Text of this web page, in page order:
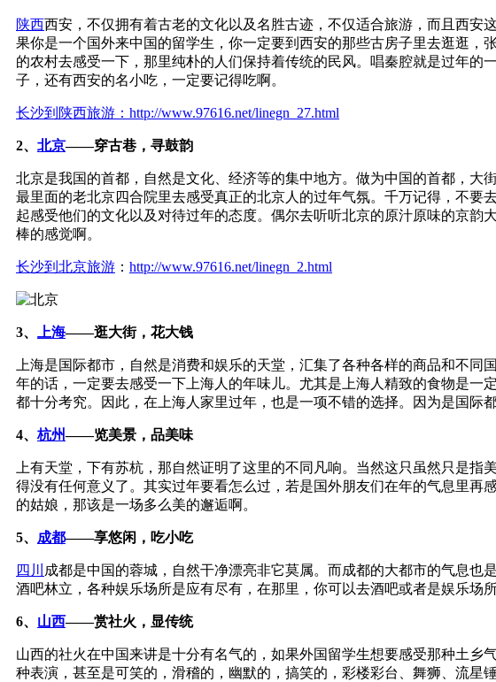
陕西西安，不仅拥有着古老的文化以及名胜古迹，不仅适合旅游，而且西
果你是一个国外来中国的留学生，你一定要到西安的那些古房子里去逛逛
的农村去感受一下，那里纯朴的人们保持着传统的民风。唱秦腔就是过年
子，还有西安的名小吃，一定要记得吃啊。
长沙到陕西旅游：http://www.97616.net/linegn_27.html
2、 北京——穿古巷，寻鼓韵
北京是我国的首都，自然是文化、经济等的集中地方。做为中国的首都，
最里面的老北京四合院里去感受真正的北京人的过年气氛。千万记得，不
起感受他们的文化以及对待过年的态度。偶尔去听听北京的原汁原味的京
棒的感觉啊。
长沙到北京旅游 ： http://www.97616.net/linegn_2.html
3、 上海——逛大街，花大钱
上海是国际都市，自然是消费和娱乐的天堂，汇集了各种各样的商品和不
年的话，一定要去感受一下上海人的年味儿。尤其是上海人精致的食物是
都十分考究。因此，在上海人家里过年，也是一项不错的选择。因为是国际
4、 杭州——览美景，品美味
上有天堂，下有苏杭，那自然证明了这里的不同凡响。当然这只虽然只是
得没有任何意义了。其实过年要看怎么过，若是国外朋友们在年的气息里
的姑娘，那该是一场多么美的邂逅啊。
5、 成都——享悠闲，吃小吃
四川
成都是中国的蓉城，自然干净漂亮非它莫属。而成都的大都市的气息
酒吧林立，各种娱乐场所是应有尽有，在那里，你可以去酒吧或者是娱乐
6、 山西——赏社火，显传统
山西的社火在中国来讲是十分有名气的，如果外国留学生想要感受那种土
种表演，甚至是可笑的，滑稽的，幽默的，搞笑的，彩楼彩台、舞狮、流